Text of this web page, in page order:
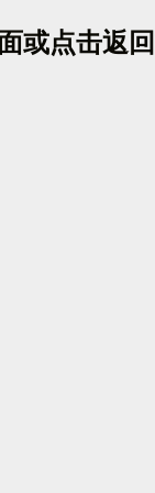
或点击返 回